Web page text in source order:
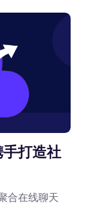
手打造社
合在线聊天